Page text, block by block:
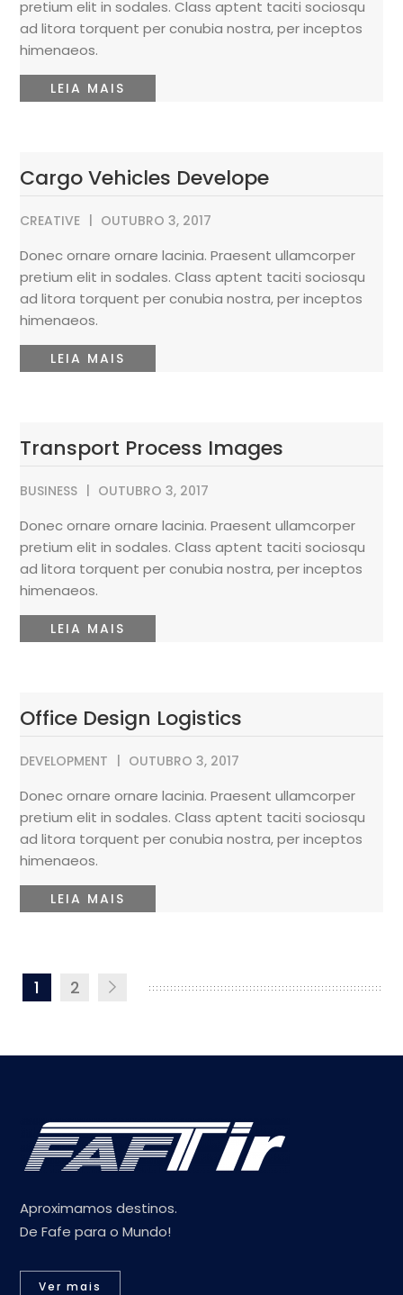
pretium elit in sodales. Class aptent taciti sociosqu
ad litora torquent per conubia nostra, per inceptos
himenaeos.
LEIA MAIS
Cargo Vehicles Develope
CREATIVE OUTUBRO 3, 2017
Donec ornare ornare lacinia. Praesent ullamcorper
pretium elit in sodales. Class aptent taciti sociosqu
ad litora torquent per conubia nostra, per inceptos
himenaeos.
LEIA MAIS
Transport Process Images
BUSINESS OUTUBRO 3, 2017
Donec ornare ornare lacinia. Praesent ullamcorper
pretium elit in sodales. Class aptent taciti sociosqu
ad litora torquent per conubia nostra, per inceptos
himenaeos.
LEIA MAIS
Office Design Logistics
DEVELOPMENT OUTUBRO 3, 2017
Donec ornare ornare lacinia. Praesent ullamcorper
pretium elit in sodales. Class aptent taciti sociosqu
ad litora torquent per conubia nostra, per inceptos
himenaeos.
LEIA MAIS
1 2
Aproximamos destinos.
De Fafe para o Mundo!
Ver mais